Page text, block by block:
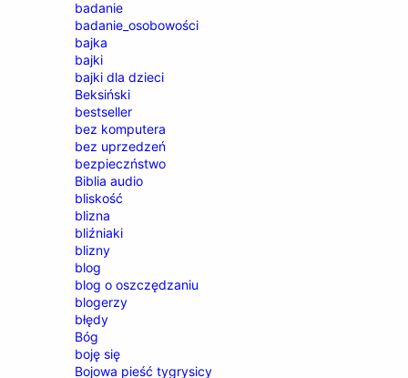
badanie
badanie_osobowości
bajka
bajki
bajki dla dzieci
Beksiński
bestseller
bez komputera
bez uprzedzeń
bezpieczństwo
Biblia audio
bliskość
blizna
bliźniaki
blizny
blog
blog o oszczędzaniu
blogerzy
błędy
Bóg
boję się
Bojowa pieść tygrysicy